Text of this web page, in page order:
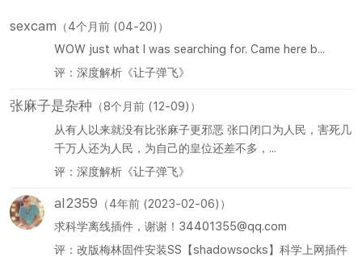
sexcam （4个月前 (04-20)）
WOW just what I was searching for. Came here b...
评：深度解析《让子弹飞》
张麻子是杂种 （8个月前 (12-09)）
从有人以来就没有比张麻子更邪恶 张口闭口为人民，害死几
千万人还为人民，为自己的皇位还差不多，...
评：深度解析《让子弹飞》
al2359 （4年前 (2023-02-06)）
求科学离线插件，谢谢！34401355@qq.com
评：改版梅林固件安装SS【shadowsocks】科学上网插件